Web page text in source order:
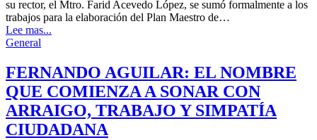
su rector, el Mtro. Farid Acevedo López, se sumó formalmente a los
trabajos para la elaboración del Plan Maestro de…
Lee mas...
General
FERNANDO AGUILAR: EL NOMBRE
QUE COMIENZA A SONAR CON
ARRAIGO, TRABAJO Y SIMPATÍA
CIUDADANA